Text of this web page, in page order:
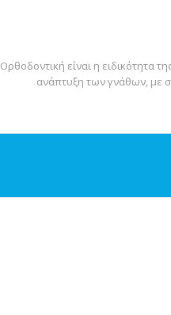
Oρθοδοντική είναι η ειδικότητα
ανάπτυξη των γνάθων, με